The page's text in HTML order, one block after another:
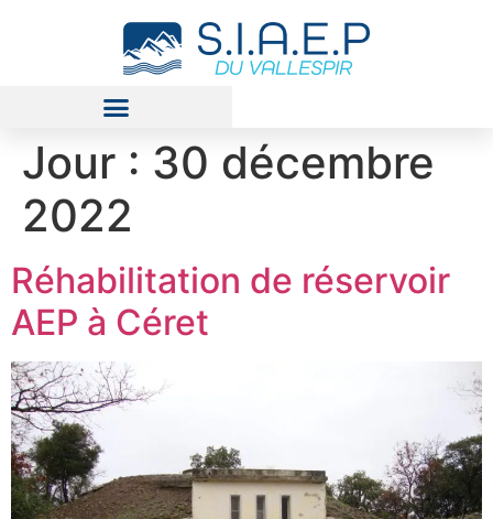
Jour : 30 décembre
2022
Réhabilitation de réservoir
AEP à Céret